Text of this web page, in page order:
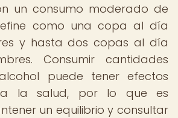
un consumo moderado de
como una copa al día
y hasta dos copas al día
Consumir cantidades
puede tener efectos
la salud, por lo que es
un equilibrio y consultar